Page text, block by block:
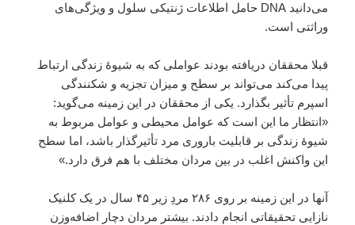
می‌دانید DNA حامل اطلاعات ژنتیکی سلول و ویژگی‌های
وراثتی است.
قبلا محققان دریافته بودند عواملی که به شیوهٔ زندگی ارتباط
پیدا می‌کند می‌تواند بر سطح و میزان تجزیه و شکنندگی
اسپرم تأثیر بگذارد. یکی از محققان در این زمینه می‌گوید:
«انتظار ما این است که عوامل محیطی و عوامل مربوط به
شیوهٔ زندگی بر قابلیت باروری مرد تأثیرگذار باشد، اما سطح
این واکنش اغلب در بین مردان مختلف با هم فرق دارد.»
آنها در این زمینه بر روی ۲۸۶ مردِ زیر ۴۵ سال در یک کلنیک
نازایی تحقیقاتی انجام دادند. بیشتر مردان دچار اضافه‌وزن